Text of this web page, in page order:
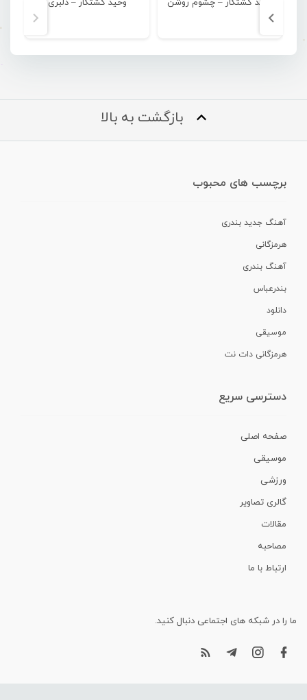
وحید کشتکار – چشوم روشن وحید کشتکار – دلبری
بازگشت به بالا
برچسب های محبوب
آهنگ جدید بندری
هرمزگانی
آهنگ بندری
بندرعباس
دانلود
موسیقی
هرمزگانی دات نت
دسترسی سریع
صفحه اصلی
موسیقی
ورزشی
گالری تصاویر
مقالات
مصاحبه
ارتباط با ما
ما را در شبکه های اجتماعی دنبال کنید.